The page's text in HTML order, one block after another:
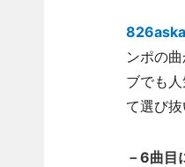
826aska
ンポの
ブでも
て選び抜
－6曲目